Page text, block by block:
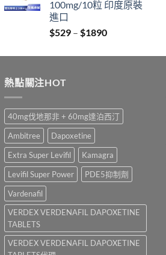
$2129
100mg/10粒 印度原裝
進口
$529 – $1890Price
$529
熱點關注HOT
40mg伐地那非 + 60mg達泊西汀
Ambitree
Dapoxetine
Extra Super Levifil
Kamagra
Levifil Super Power
PDE5抑制劑
Vardenafil
VERDEX VERDENAFIL DAPOXETINE
TABLETS
VERDEX VERDENAFIL DAPOXETINE